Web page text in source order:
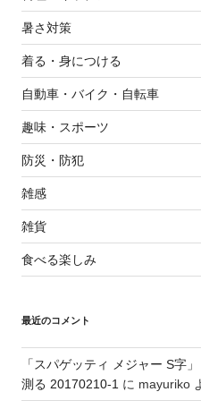
暑さ対策
着る・身につける
自動車・バイク・自転車
趣味・スポーツ
防災・防犯
雑感
雑貨
食べる楽しみ
最近のコメント
「スパゲッティ メジャー S字
測る 20170210-1に mayuriko